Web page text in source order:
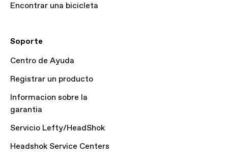
Encontrar una bicicleta
Soporte
Centro de Ayuda
Registrar un producto
Informacion sobre la
garantia
Servicio Lefty/HeadShok
Headshok Service Centers